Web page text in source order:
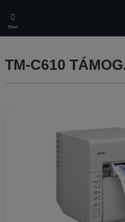
main
content
Menü
TM-C610